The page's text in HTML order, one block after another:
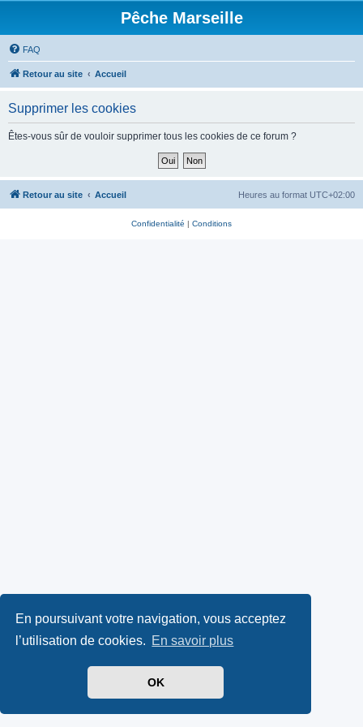
En poursuivant votre navigation, vous acceptez
l’utilisation de cookies. En savoir plus
OK
Pêche Marseille
FAQ
Retour au site Accueil
Supprimer les cookies
Êtes-vous sûr de vouloir supprimer tous les cookies de ce forum ?
Retour au site Accueil Heures au format UTC+02:00
Confidentialité | Conditions